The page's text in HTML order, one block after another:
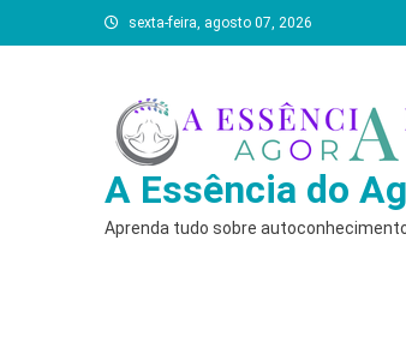
to
sexta-feira, agosto 07, 2026
A Essência do
Aprenda tudo sobre